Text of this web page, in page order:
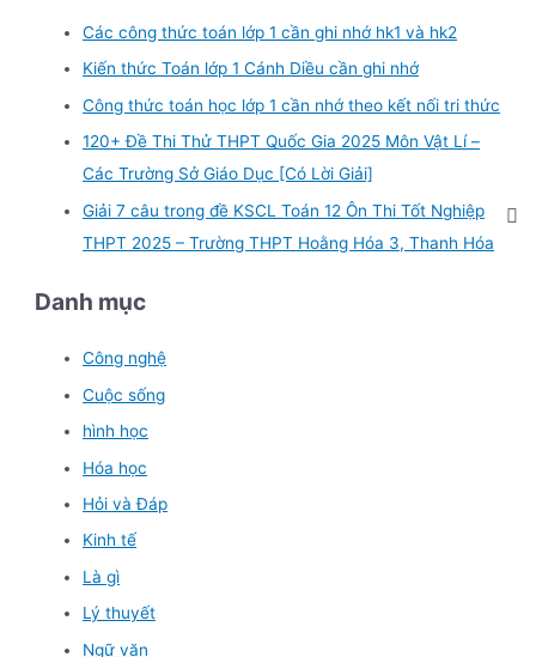
Các công thức toán lớp 1 cần ghi nhớ hk1 và hk2
Kiến thức Toán lớp 1 Cánh Diều cần ghi nhớ
Công thức toán học lớp 1 cần nhớ theo kết nối tri thức
120+ Đề Thi Thử THPT Quốc Gia 2025 Môn Vật Lí –
Các Trường Sở Giáo Dục [Có Lời Giải]
Giải 7 câu trong đề KSCL Toán 12 Ôn Thi Tốt Nghiệp
THPT 2025 – Trường THPT Hoằng Hóa 3, Thanh Hóa
Danh mục
Công nghệ
Cuộc sống
hình học
Hóa học
Hỏi và Đáp
Kinh tế
Là gì
Lý thuyết
Ngữ văn